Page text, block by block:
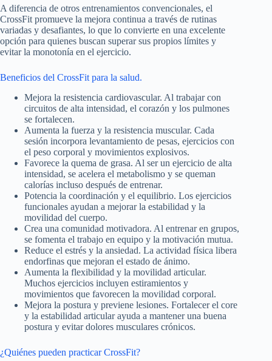
A diferencia de otros entrenamientos convencionales, el
CrossFit promueve la mejora continua a través de rutinas
variadas y desafiantes, lo que lo convierte en una excelente
opción para quienes buscan superar sus propios límites y
evitar la monotonía en el ejercicio.
Beneficios del CrossFit para la salud.
Mejora la resistencia cardiovascular. Al trabajar con
circuitos de alta intensidad, el corazón y los pulmones
se fortalecen.
Aumenta la fuerza y la resistencia muscular. Cada
sesión incorpora levantamiento de pesas, ejercicios con
el peso corporal y movimientos explosivos.
Favorece la quema de grasa. Al ser un ejercicio de alta
intensidad, se acelera el metabolismo y se queman
calorías incluso después de entrenar.
Potencia la coordinación y el equilibrio. Los ejercicios
funcionales ayudan a mejorar la estabilidad y la
movilidad del cuerpo.
Crea una comunidad motivadora. Al entrenar en grupos,
se fomenta el trabajo en equipo y la motivación mutua.
Reduce el estrés y la ansiedad. La actividad física libera
endorfinas que mejoran el estado de ánimo.
Aumenta la flexibilidad y la movilidad articular.
Muchos ejercicios incluyen estiramientos y
movimientos que favorecen la movilidad corporal.
Mejora la postura y previene lesiones. Fortalecer el core
y la estabilidad articular ayuda a mantener una buena
postura y evitar dolores musculares crónicos.
¿Quiénes pueden practicar CrossFit?